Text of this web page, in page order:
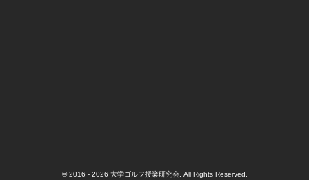
© 2016 - 2026 大学ゴルフ授業研究会. All Rights Reserved.